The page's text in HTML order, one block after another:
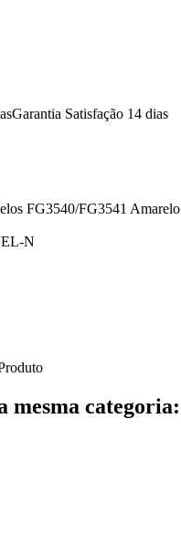
Garantia Satisfação 14 dias
FG3540/FG3541
N
mesma categoria: